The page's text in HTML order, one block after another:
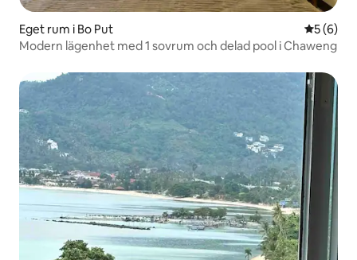
Eget rum i Bo Put 5 av 5 i
5 (6)
Modern lägenhet med 1 sovrum och delad pool i Chaweng